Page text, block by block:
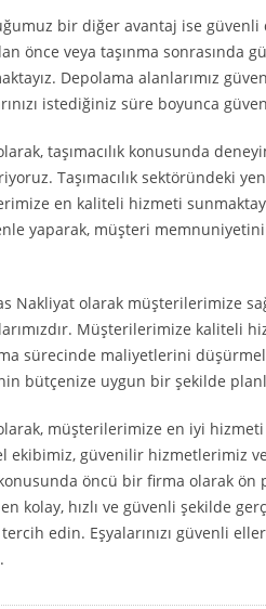
bir diğer avantaj ise
önce veya taşınma sonrasında
Depolama alanlarımız
istediğiniz süre boyunca
taşımacılık konusunda
Taşımacılık sektöründeki
en kaliteli hizmeti
yaparak, müşteri
Nakliyat olarak müşterilerimize
Müşterilerimize kaliteli
sürecinde maliyetlerini
bütçenize uygun bir şekilde
müşterilerimize en iyi
ekibimiz, güvenilir hizmetlerimiz
öncü bir firma olarak ön
kolay, hızlı ve güvenli şekilde
tercih edin. Eşyalarınızı güvenli